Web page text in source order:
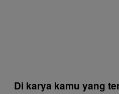
Di karya kamu yang